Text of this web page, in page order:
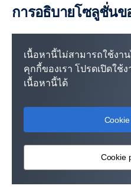
การอธิบายโซลูชั่นข
เนื้อหานี้ไม่สามารถใช้งา
คุกกี้ของเรา โปรดเปิดใช้
เนื้อหานี้ได้
Cookie